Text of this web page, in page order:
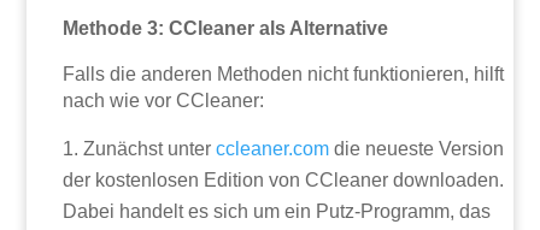
Methode 3: CCleaner als Alternative
Falls die anderen Methoden nicht funktionieren, hilft
nach wie vor CCleaner:
Zunächst unterccleaner.com die neueste Version
der kostenlosen Edition von CCleaner downloaden.
Dabei handelt es sich um ein Putz-Programm, das